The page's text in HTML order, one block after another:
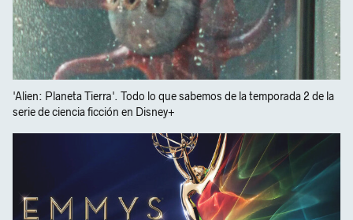
'Alien: Planeta Tierra'. Todo lo que sabemos de la temporada 2 de la
serie de ciencia ficción en Disney+